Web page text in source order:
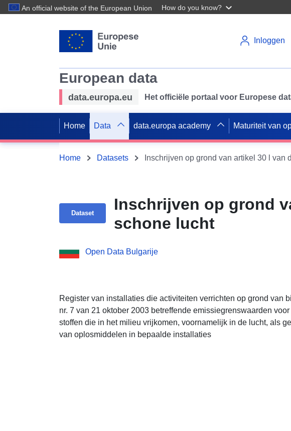
An official website of the European Union How do you know?
Inloggen
European data
data.europa.eu Het officiële portaal voor Europese
Home Data data.europa academy Maturiteit van
Home Datasets Inschrijven op grond van artikel 30 l van
Dataset
Inschrijven op grond
schone lucht
Open Data Bulgarije
Register van installaties die activiteiten verrichten op grond van
nr. 7 van 21 oktober 2003 betreffende emissiegrenswaarden
stoffen die in het milieu vrijkomen, voornamelijk in de lucht, als
van oplosmiddelen in bepaalde installaties